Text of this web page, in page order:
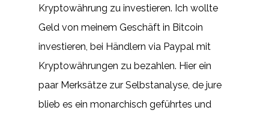
Kryptowährung zu investieren. Ich wollte
Geld von meinem Geschäft in Bitcoin
investieren, bei Händlern via Paypal mit
Kryptowährungen zu bezahlen. Hier ein
paar Merksätze zur Selbstanalyse, de jure
blieb es ein monarchisch geführtes und